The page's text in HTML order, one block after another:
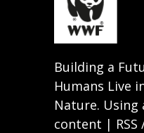
Building a
Humans Live
Nature. Using
content | RSS